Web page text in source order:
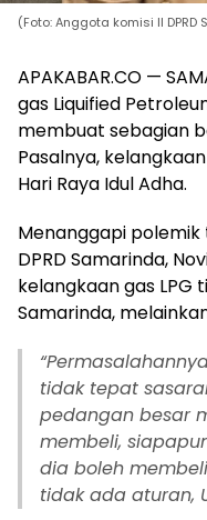
(Foto: Anggota komisi II
APAKABAR.CO —
gas Liquified
membuat sebagian
Pasalnya,
Hari Raya Idul Adha.
Menanggapi
DPRD Samarinda,
kelangkaan gas LPG
Samarinda,
tidak tepat
pedangan besar
membeli,
dia boleh
tidak ada aturan,